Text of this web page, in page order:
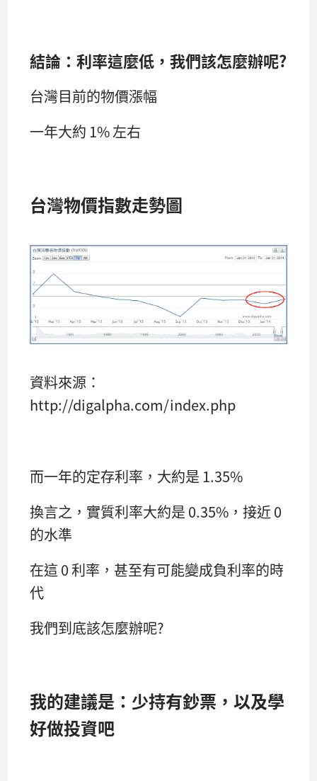
結論：利率這麼低，我們該怎麼辦呢?
台灣目前的物價漲幅
一年大約 1% 左右
台灣物價指數走勢圖
資料來源：
http://digalpha.com/index.php
而一年的定存利率，大約是 1.35%
換言之，實質利率大約是 0.35%，接近 0
的水準
在這 0 利率，甚至有可能變成負利率的時
代
我們到底該怎麼辦呢?
我的建議是：少持有鈔票，以及學
好做投資吧